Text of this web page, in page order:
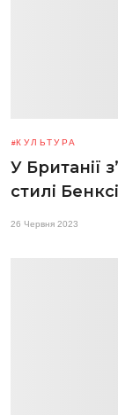
КУЛЬТУРА
У Британії
стилі Бенксі
26 Червня 2023